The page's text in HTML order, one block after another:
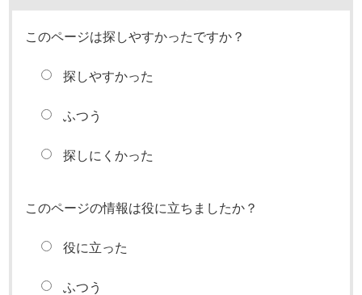
このページは探しやすかったですか？
探しやすかった
ふつう
探しにくかった
このページの情報は役に立ちましたか？
役に立った
ふつう